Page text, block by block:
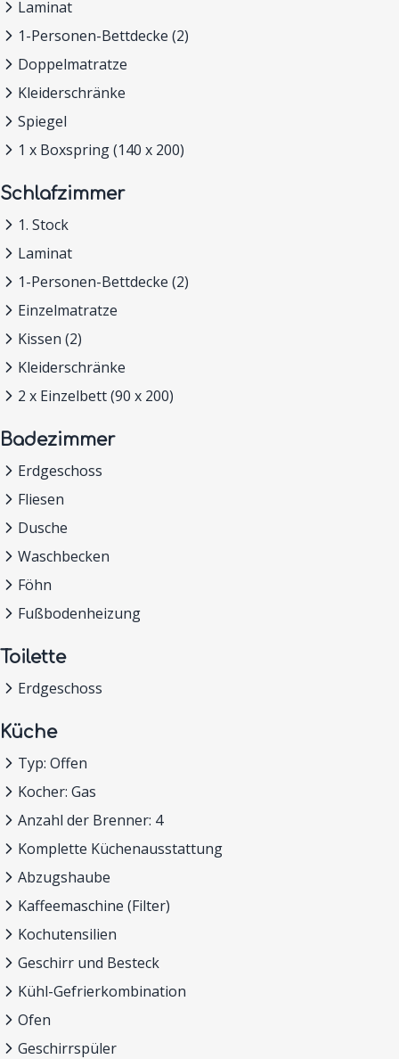
Laminat
1-Personen-Bettdecke (2)
Doppelmatratze
Kleiderschränke
Spiegel
1 x Boxspring (140 x 200)
Schlafzimmer
1. Stock
Laminat
1-Personen-Bettdecke (2)
Einzelmatratze
Kissen (2)
Kleiderschränke
2 x Einzelbett (90 x 200)
Badezimmer
Erdgeschoss
Fliesen
Dusche
Waschbecken
Föhn
Fußbodenheizung
Toilette
Erdgeschoss
Küche
Typ: Offen
Kocher: Gas
Anzahl der Brenner: 4
Komplette Küchenausstattung
Abzugshaube
Kaffeemaschine (Filter)
Kochutensilien
Geschirr und Besteck
Kühl-Gefrierkombination
Ofen
Geschirrspüler